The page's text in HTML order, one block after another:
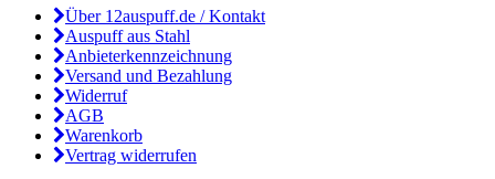
Über 12auspuff.de / Kontakt
Auspuff aus Stahl
Anbieterkennzeichnung
Versand und Bezahlung
Widerruf
AGB
Warenkorb
Vertrag widerrufen